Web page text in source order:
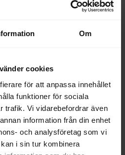
Om
cookies
för att anpassa innehållet
funktioner för sociala
trafik. Vi vidarebefordrar även
information från din enhet
och analysföretag som vi
i sin tur kombinera
styrelse i
redogör. | Köp
– grisen i säcken
av det
| En
inte. |